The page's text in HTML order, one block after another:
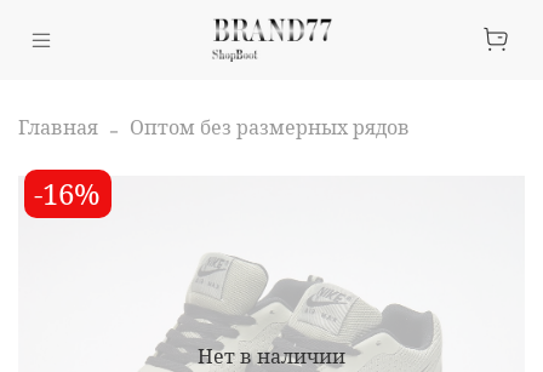
Главная Оптом без размерных рядов
Нет в наличии
-16%